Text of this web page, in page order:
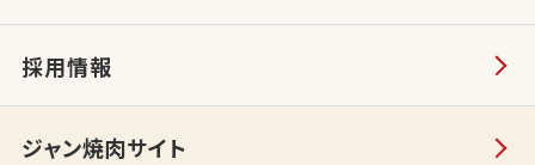
採用情報
ジャン焼肉サイト